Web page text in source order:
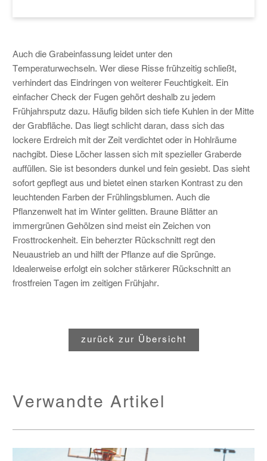
Auch die Grabeinfassung leidet unter den
Temperaturwechseln. Wer diese Risse frühzeitig schließt,
verhindert das Eindringen von weiterer Feuchtigkeit. Ein
einfacher Check der Fugen gehört deshalb zu jedem
Frühjahrsputz dazu. Häufig bilden sich tiefe Kuhlen in der Mitte
der Grabfläche. Das liegt schlicht daran, dass sich das
lockere Erdreich mit der Zeit verdichtet oder in Hohlräume
nachgibt. Diese Löcher lassen sich mit spezieller Graberde
auffüllen. Sie ist besonders dunkel und fein gesiebt. Das sieht
sofort gepflegt aus und bietet einen starken Kontrast zu den
leuchtenden Farben der Frühlingsblumen. Auch die
Pflanzenwelt hat im Winter gelitten. Braune Blätter an
immergrünen Gehölzen sind meist ein Zeichen von
Frosttrockenheit. Ein beherzter Rückschnitt regt den
Neuaustrieb an und hilft der Pflanze auf die Sprünge.
Idealerweise erfolgt ein solcher stärkerer Rückschnitt an
frostfreien Tagen im zeitigen Frühjahr.
zurück zur Übersicht
Verwandte Artikel